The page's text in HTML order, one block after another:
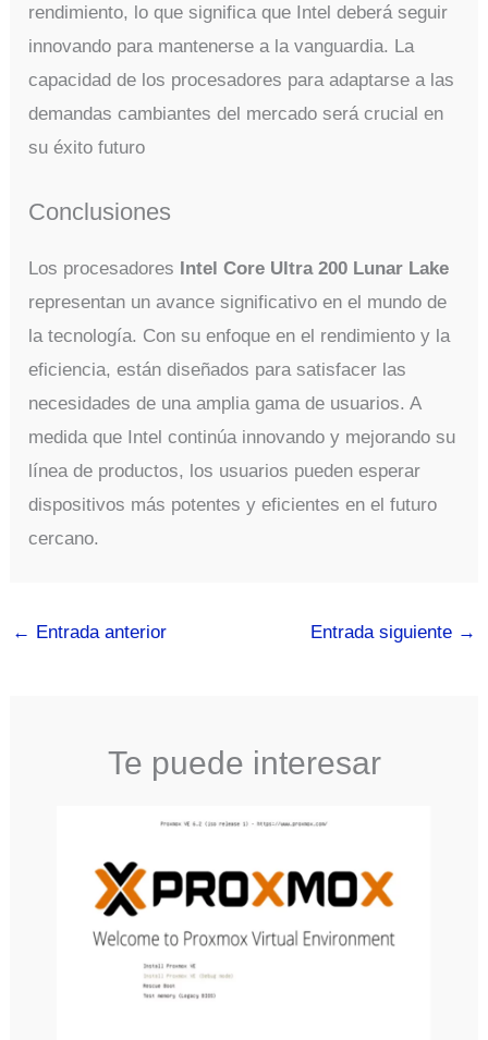
rendimiento, lo que significa que Intel deberá seguir
innovando para mantenerse a la vanguardia. La
capacidad de los procesadores para adaptarse a las
demandas cambiantes del mercado será crucial en
su éxito futuro​
Conclusiones
Los procesadores Intel Core Ultra 200 Lunar Lake
representan un avance significativo en el mundo de
la tecnología. Con su enfoque en el rendimiento y la
eficiencia, están diseñados para satisfacer las
necesidades de una amplia gama de usuarios. A
medida que Intel continúa innovando y mejorando su
línea de productos, los usuarios pueden esperar
dispositivos más potentes y eficientes en el futuro
cercano.
← Entrada anterior Entrada siguiente →
Te puede interesar